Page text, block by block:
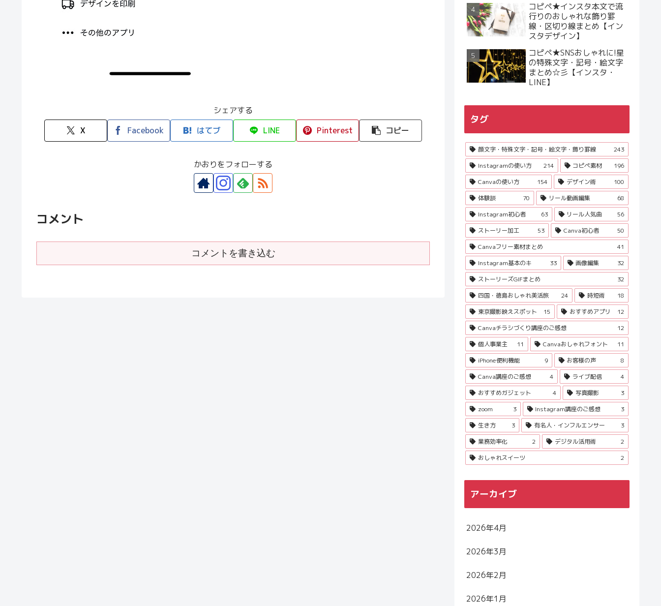
シェアする
X
Facebook はてブ LINE Pinterest コピー
かおりをフォローする
コメント
コメントを書き込む
コピペ★インスタ本文で流
行りのおしゃれな飾り罫
線・区切り線まとめ【イン
スタデザイン】
コピペ★SNSおしゃれに!星
の特殊文字・記号・絵文字
まとめ☆彡【インスタ・
LINE】
タグ
顔文字・特殊文字・記号・絵文字・飾り罫線
243
Instagramの使い方
214 コピペ素材
196
Canvaの使い方
154 デザイン術
100
体験談
70 リール動画編集
68
Instagram初心者
63 リール人気曲
56
ストーリー加工
53 Canva初心者
50
Canvaフリー素材まとめ
41
Instagram基本のキ
33 画像編集
32
ストーリーズGIFまとめ
32
四国・徳島おしゃれ美活旅
24 時短術
18
東京撮影映えスポット
15 おすすめアプリ
12
Canvaチラシづくり講座のご感想
12
個人事業主
11 Canvaおしゃれフォント
11
iPhone便利機能
9 お客様の声
8
Canva講座のご感想
4 ライブ配信
4
おすすめガジェット
4 写真撮影
3
zoom
3 Instagram講座のご感想
3
生き方
3 有名人・インフルエンサー
3
業務効率化
2 デジタル活用術
2
おしゃれスイーツ
2
アーカイブ
2026年4月
2026年3月
2026年2月
2026年1月